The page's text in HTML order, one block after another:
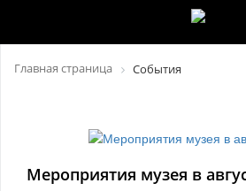
Главная страница События
Мероприятия музея в